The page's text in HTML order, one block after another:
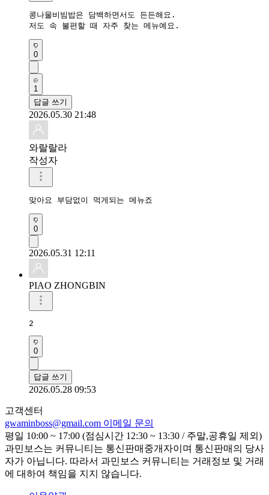
콩나물비빔밥은 담백하면서도 든든해요.
저도 속 불편할 때 자주 찾는 메뉴예요.
0
1
답글 쓰기
2026.05.30 21:48
와랄랄라
작성자
맞아요 부담없이 먹게되는 메뉴죠
0
2026.05.31 12:11
PIAO ZHONGBIN
2
0
답글 쓰기
2026.05.28 09:53
고객센터
gwaminboss@gmail.com 이메일 문의
평일 10:00 ~ 17:00 (점심시간 12:30 ~ 13:30 / 주말,공휴일 제외)
과민보스는 커뮤니티는 통신판매중개자이며 통신판매의 당사
자가 아닙니다. 따라서 과민보스 커뮤니티는 거래정보 및 거래
에 대하여 책임을 지지 않습니다.